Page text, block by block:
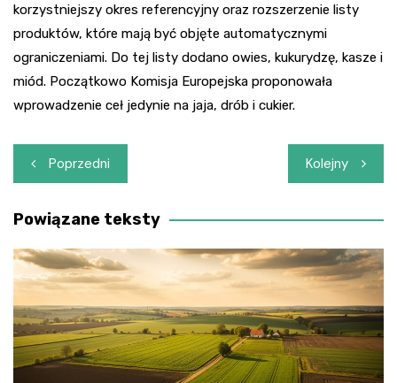
korzystniejszy okres referencyjny oraz rozszerzenie listy
produktów, które mają być objęte automatycznymi
ograniczeniami. Do tej listy dodano owies, kukurydzę, kasze i
miód. Początkowo Komisja Europejska proponowała
wprowadzenie ceł jedynie na jaja, drób i cukier.
Nawigacja
wpisu
Poprzedni Kolejny
Powiązane teksty